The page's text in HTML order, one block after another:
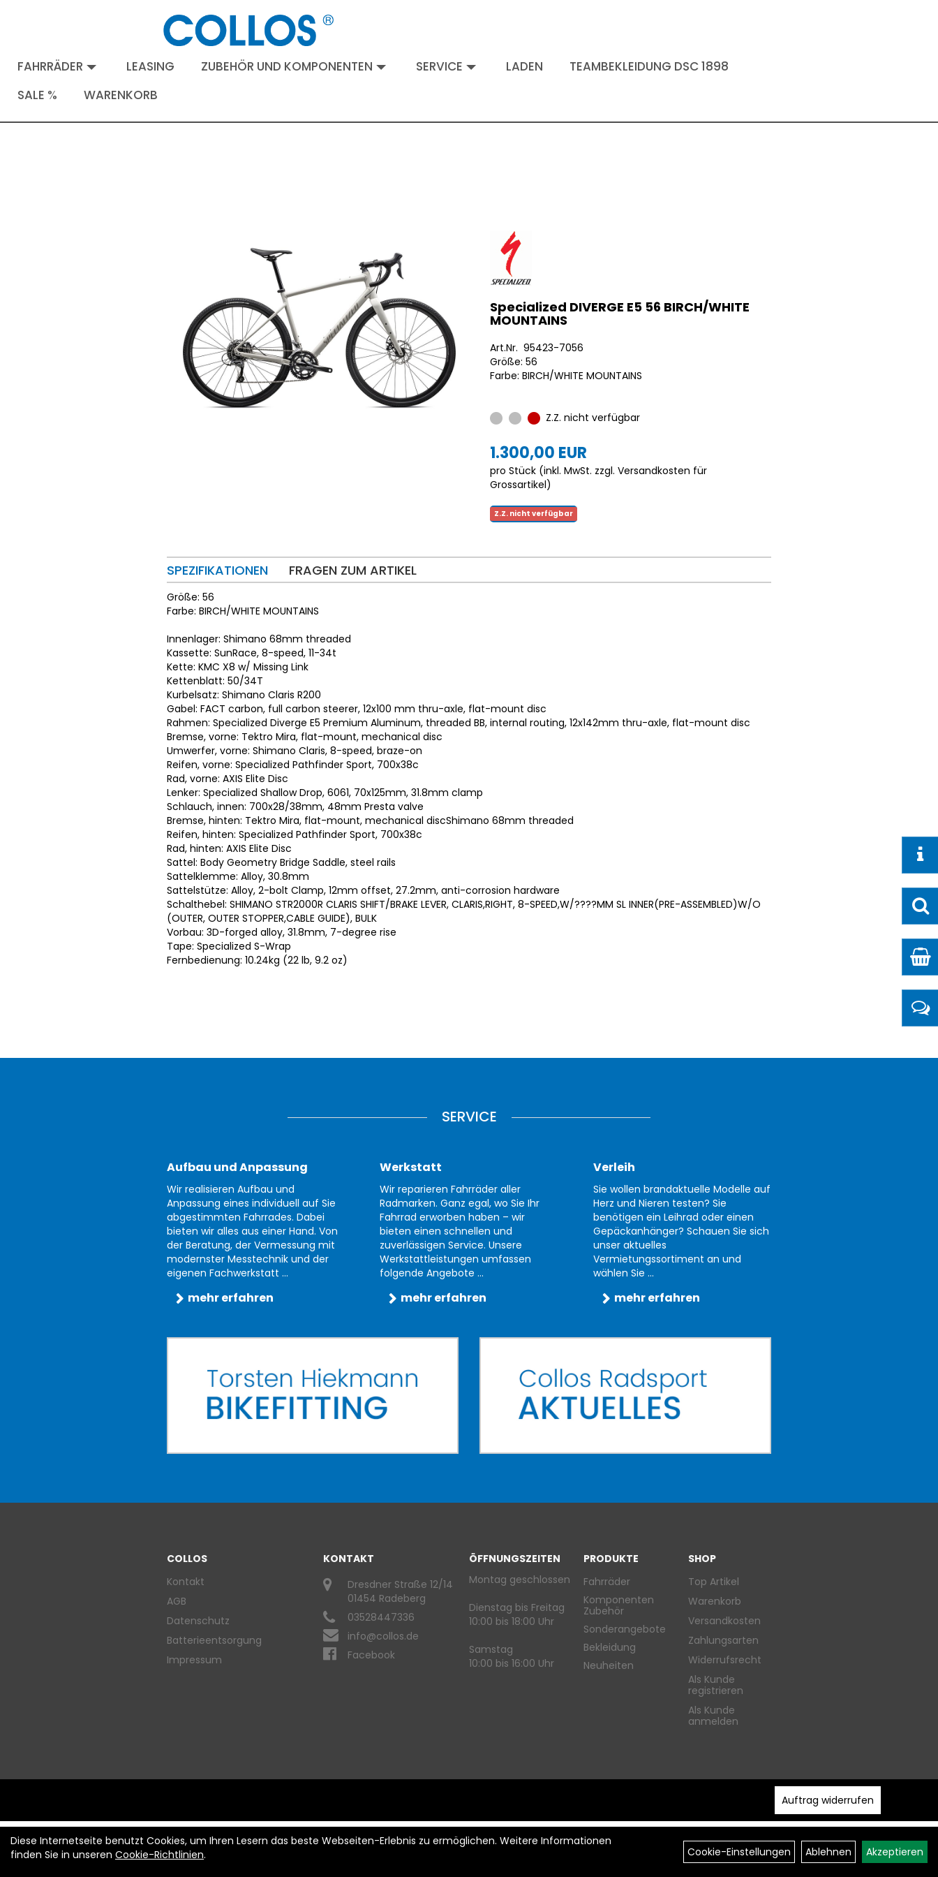
FAHRRÄDER LEASING ZUBEHÖR UND KOMPONENTEN SERVICE LADEN
TEAMBEKLEIDUNG DSC 1898
SALE %
WARENKORB
Specialized DIVERGE E5 56 BIRCH/WHITE
MOUNTAINS
Art.Nr. 95423-7056
Größe: 56
Farbe: BIRCH/WHITE MOUNTAINS
Z.Z. nicht verfügbar
1.300,00 EUR
pro Stück (inkl. MwSt. zzgl. Versandkosten für
Grossartikel)
Z.Z. nicht verfügbar
SPEZIFIKATIONEN FRAGEN ZUM ARTIKEL
Größe: 56
Farbe: BIRCH/WHITE MOUNTAINS
Innenlager: Shimano 68mm threaded
Kassette: SunRace, 8-speed, 11-34t
Kette: KMC X8 w/ Missing Link
Kettenblatt: 50/34T
Kurbelsatz: Shimano Claris R200
Gabel: FACT carbon, full carbon steerer, 12x100 mm thru-axle, flat-mount disc
Rahmen: Specialized Diverge E5 Premium Aluminum, threaded BB, internal routing, 12x142mm thru-axle, flat-mount disc
Bremse, vorne: Tektro Mira, flat-mount, mechanical disc
Umwerfer, vorne: Shimano Claris, 8-speed, braze-on
Reifen, vorne: Specialized Pathfinder Sport, 700x38c
Rad, vorne: AXIS Elite Disc
Lenker: Specialized Shallow Drop, 6061, 70x125mm, 31.8mm clamp
Schlauch, innen: 700x28/38mm, 48mm Presta valve
Bremse, hinten: Tektro Mira, flat-mount, mechanical discShimano 68mm threaded
Reifen, hinten: Specialized Pathfinder Sport, 700x38c
Rad, hinten: AXIS Elite Disc
Sattel: Body Geometry Bridge Saddle, steel rails
Sattelklemme: Alloy, 30.8mm
Sattelstütze: Alloy, 2-bolt Clamp, 12mm offset, 27.2mm, anti-corrosion hardware
Schalthebel: SHIMANO STR2000R CLARIS SHIFT/BRAKE LEVER, CLARIS,RIGHT, 8-SPEED,W/????MM SL INNER(PRE-ASSEMBLED)W/O
(OUTER, OUTER STOPPER,CABLE GUIDE), BULK
Vorbau: 3D-forged alloy, 31.8mm, 7-degree rise
Tape: Specialized S-Wrap
Fernbedienung: 10.24kg (22 lb, 9.2 oz)
SERVICE
Aufbau und Anpassung
Wir realisieren Aufbau und
Anpassung eines individuell auf Sie
abgestimmten Fahrrades. Dabei
bieten wir alles aus einer Hand. Von
der Beratung, der Vermessung mit
modernster Messtechnik und der
eigenen Fachwerkstatt ...
mehr erfahren
Werkstatt
Wir reparieren Fahrräder aller
Radmarken. Ganz egal, wo Sie Ihr
Fahrrad erworben haben – wir
bieten einen schnellen und
zuverlässigen Service. Unsere
Werkstattleistungen umfassen
folgende Angebote ...
mehr erfahren
Verleih
Sie wollen brandaktuelle Modelle auf
Herz und Nieren testen? Sie
benötigen ein Leihrad oder einen
Gepäckanhänger? Schauen Sie sich
unser aktuelles
Vermietungssortiment an und
wählen Sie ...
mehr erfahren
COLLOS
Kontakt
AGB
Datenschutz
Batterieentsorgung
Impressum
KONTAKT
Dresdner Straße 12/14
01454 Radeberg
03528447336
info@collos.de
Facebook
ÖFFNUNGSZEITEN
Montag geschlossen
Dienstag bis Freitag
10:00 bis 18:00 Uhr
Samstag
10:00 bis 16:00 Uhr
PRODUKTE
Fahrräder
Komponenten
Zubehör
Sonderangebote
Bekleidung
Neuheiten
SHOP
Top Artikel
Warenkorb
Versandkosten
Zahlungsarten
Widerrufsrecht
Als Kunde
registrieren
Als Kunde
anmelden
Diese Internetseite benutzt Cookies, um Ihren Lesern das beste Webseiten-Erlebnis zu ermöglichen. Weitere Informationen
finden Sie in unseren Cookie-Richtlinien. Cookie-Einstellungen Ablehnen Akzeptieren
Auftrag widerrufen